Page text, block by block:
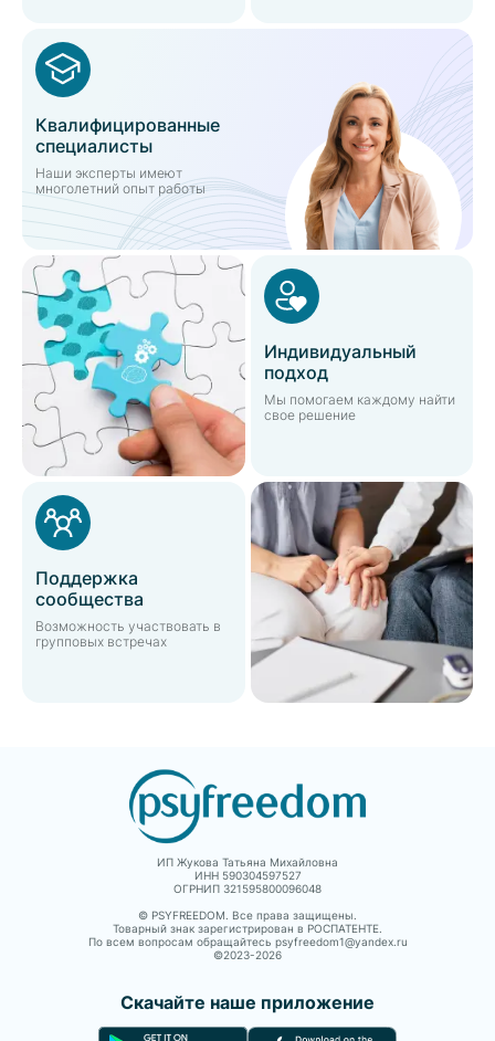
Квалифицированные
специалисты
Наши эксперты имеют
многолетний опыт работы
Индивидуальный
подход
Мы помогаем каждому найти
свое решение
Поддержка
сообщества
Возможность участвовать в
групповых встречах
ИП Жукова Татьяна Михайловна
ИНН 590304597527
ОГРНИП 321595800096048
© PSYFREEDOM. Все права защищены.
Товарный знак зарегистрирован в РОСПАТЕНТЕ.
По всем вопросам обращайтесь psyfreedom1@yandex.ru
©2023-2026
Скачайте наше приложение